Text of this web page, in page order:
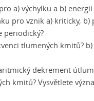
a) výchylku a b)
pro vznik a) kriticky,
periodický?
tlumených kmitů?
dekrement
kmitů? Vysvětlete